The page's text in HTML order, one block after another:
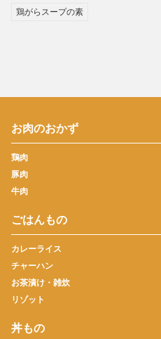
鶏がらスープの素
お肉のおかず
鶏肉
豚肉
牛肉
ごはんもの
カレーライス
チャーハン
お茶漬け・雑炊
リゾット
丼もの